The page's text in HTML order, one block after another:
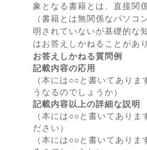
象となる書籍とは、直接関
（書籍とは無関係なパソコ
明されていないが基礎的な
はお答えしかねることがあ
お答えしかねる質問例
記載内容の応用
（本には○○と書いてあり
うなるのでしょうか）
記載内容以上の詳細な説明
（本には○○と書いてありま
ださい）
（本には○○と書いてあり